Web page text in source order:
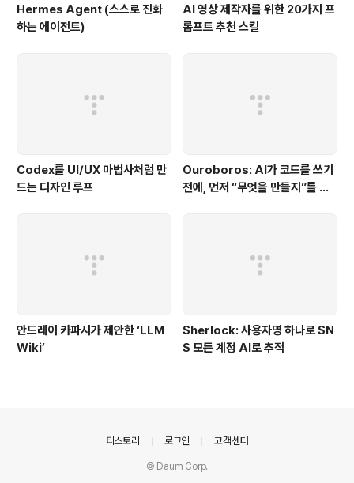
Hermes Agent (스스로 진화
하는 에이전트)
AI 영상 제작자를 위한 20가지 프
롬프트 추천 스킬
Codex를 UI/UX 마법사처럼 만
드는 디자인 루프
Ouroboros: AI가 코드를 쓰기
전에, 먼저 “무엇을 만들지”를 끝
안드레이 카파시가 제안한 ‘LLM
Wiki’
Sherlock: 사용자명 하나로 SN
S 모든 계정 AI로 추적
티스토리 로그인 고객센터
© Daum Corp.